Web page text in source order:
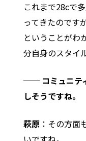
これまで28cで
ってきたのです
ということがわ
分自身のスタイ
── コミュニテ
しそうですね。
萩原 ：その方面